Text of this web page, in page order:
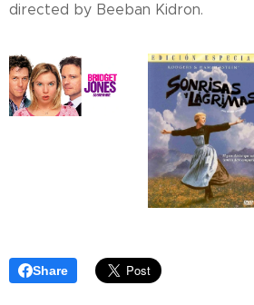
directed by Beeban Kidron.
Share